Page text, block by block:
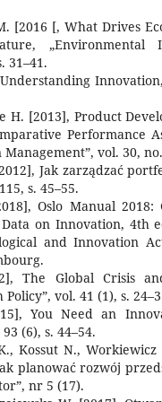
[2016 [, What Drives
„Environmental
31–41.
H. [2013], Product
Performance
vol. 30,
Jak zarządzać
s. 45–55.
Oslo Manual
on Innovation, 4th
and Innovation
The Global Crisis
vol. 41 (1), s.
You Need an
(6), s. 44–54.
Kossut N.,
planować rozwój
nr 5 (17).